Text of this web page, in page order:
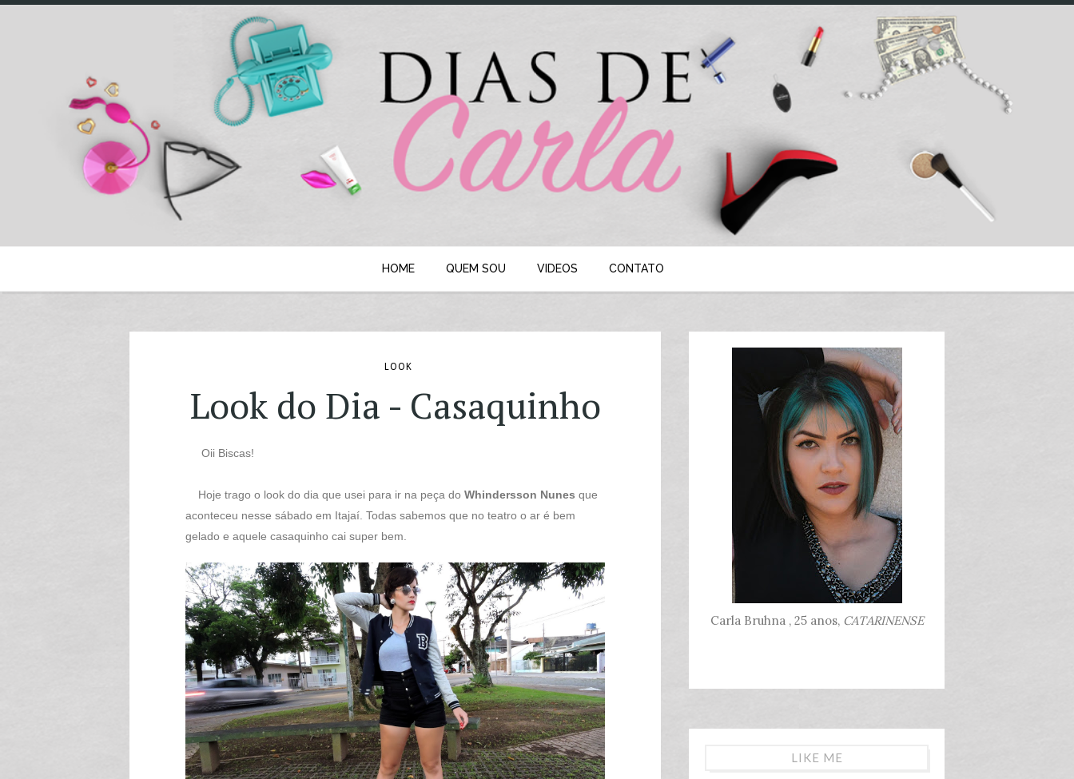
HOME QUEM SOU VIDEOS CONTATO
LOOK
Look do Dia - Casaquinho
Oii Biscas!
Hoje trago o look do dia que usei para ir na peça do Whindersson Nunes que
aconteceu nesse sábado em Itajaí. Todas sabemos que no teatro o ar é bem
gelado e aquele casaquinho cai super bem.
Carla Bruhna , 25 anos,CATARINENSE
LIKE ME